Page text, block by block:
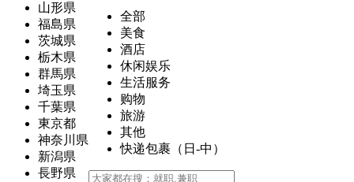
山形県
福島県
茨城県
栃木県
群馬県
埼玉県
千葉県
東京都
神奈川県
新潟県
長野県
全部
美食
酒店
休闲娱乐
生活服务
购物
旅游
其他
快递包裹（日-中）